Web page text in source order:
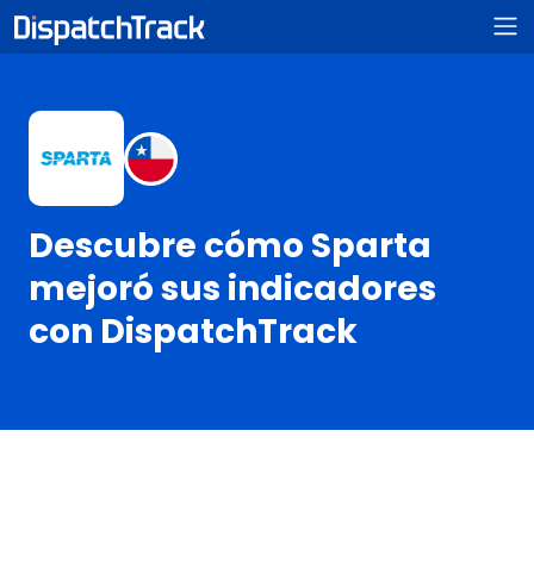
Descubre cómo Sparta
mejoró sus indicadores
con DispatchTrack